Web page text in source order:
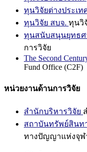
ทุนวิจัยต่างประเท
ทุนวิจัย สบจ. ทุนวิ
ทุนสนับสนุนยุทธศ
การวิจัย
The Second
Fund Office (C2F)
หน่วยงานด้านการวิจัย
สำนักบริหารวิจัย
สถาบันทรัพย์สินท
ทางปัญญาแห่งจุฬ